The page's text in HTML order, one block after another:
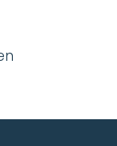
Deze